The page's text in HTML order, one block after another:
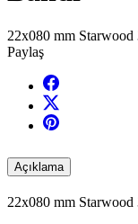
22x080 mm Starwood
Paylaş
Açıklama
22x080 mm Starwood